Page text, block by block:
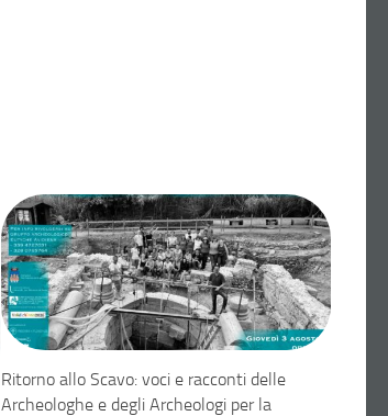
Ritorno allo Scavo: voci e racconti delle
Archeologhe e degli Archeologi per la